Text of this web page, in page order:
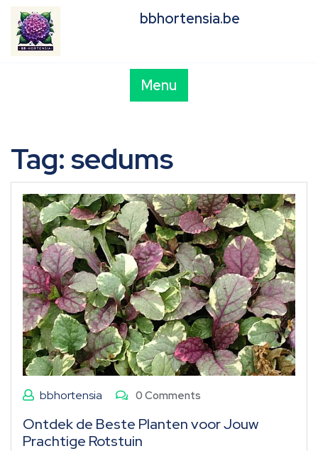
content
bbhortensia.be
Menu
Tag:sedums
bbhortensia 0 Comments
Ontdek de Beste Planten voor Jouw
Prachtige Rotstuin